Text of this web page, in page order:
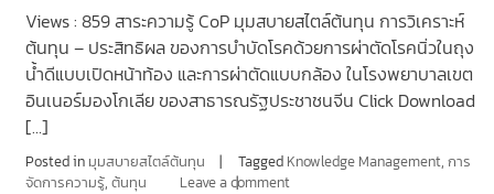
Views : 859 สาระความรู้ CoP มุมสบายสไตล์ต้นทุน การวิเคราะห์
ต้นทุน – ประสิทธิผล ของการบำบัดโรคด้วยการผ่าตัดโรคนิ่วในถุง
น้ำดีแบบเปิดหน้าท้อง และการผ่าตัดแบบกล้อง ในโรงพยาบาลเขต
อินเนอร์มองโกเลีย ของสาธารณรัฐประชาชนจีน Click Download
[…]
Posted in มุมสบายสไตล์ต้นทุน Tagged Knowledge Management, การ
จัดการความรู้, ต้นทุน Leave a comment